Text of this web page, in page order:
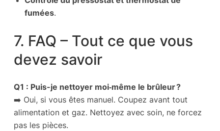
fumées.
7. FAQ – Tout ce que vous
devez savoir
Q1 : Puis-je nettoyer moi‑même le brûleur ?
➡️ Oui, si vous êtes manuel. Coupez avant tout
alimentation et gaz. Nettoyez avec soin, ne forcez
pas les pièces.